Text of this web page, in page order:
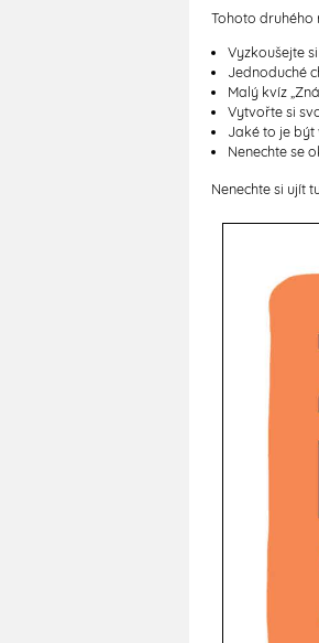
Tohoto druhého
Vyzkoušejte
Jednoduché
Malý kvíz
Vytvořte si
Jaké to je být
Nenechte se
Nenechte si ujít